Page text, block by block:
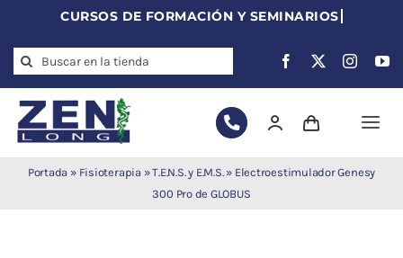
content
Search
for:
Portada » Fisioterapia »T.E.N.S. y E.M.S.» Electroestimulador Genesy
300 Pro de GLOBUS